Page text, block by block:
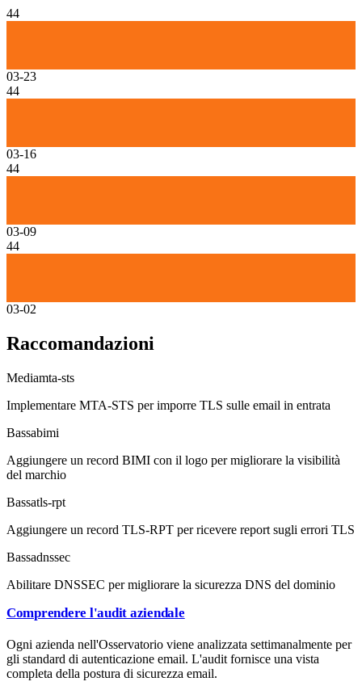
44
03-23
44
03-16
44
03-09
44
03-02
Raccomandazioni
Mediamta-sts
Implementare MTA-STS per imporre TLS sulle email in entrata
Bassabimi
Aggiungere un record BIMI con il logo per migliorare la visibilità
del marchio
Bassatls-rpt
Aggiungere un record TLS-RPT per ricevere report sugli errori TLS
Bassadnssec
Abilitare DNSSEC per migliorare la sicurezza DNS del dominio
Comprendere l'audit aziendale
Ogni azienda nell'Osservatorio viene analizzata settimanalmente per
gli standard di autenticazione email. L'audit fornisce una vista
completa della postura di sicurezza email.